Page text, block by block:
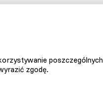
poszczególnych
zgodę.